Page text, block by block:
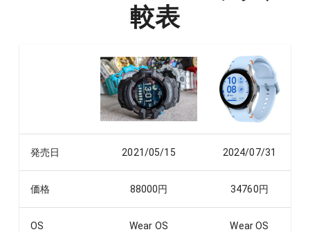
較表
発売日 2021/05/15 2024/07/31
価格 88000円 34760円
OS Wear OS Wear OS